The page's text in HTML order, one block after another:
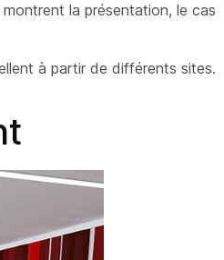
montrent la présentation, le cas
à partir de différents sites.